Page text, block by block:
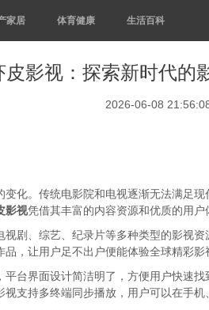
家居 体育健康 生活百科
皮影视：探索新时代的
2026-06-08
化。传统电影院和电视逐渐无法满足
影视凭借其丰富的内容资源和优质的用户
剧、综艺、纪录片等多种类型的影视
，让用户足不出户便能体验全球精彩影
台界面设计简洁明了，方便用户快速
支持多终端同步播放，用户可以在手